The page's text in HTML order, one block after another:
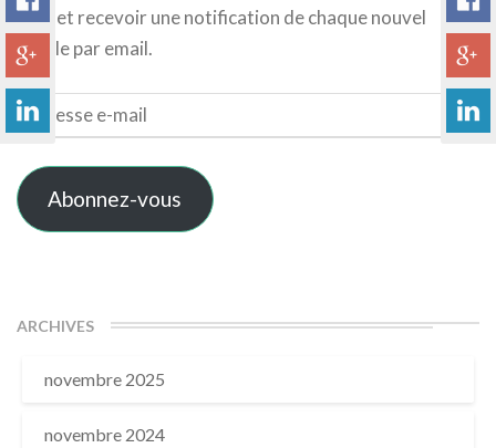
blog et recevoir une notification de chaque nouvel
article par email.
Adresse
e-
mail
Abonnez-vous
ARCHIVES
novembre 2025
novembre 2024